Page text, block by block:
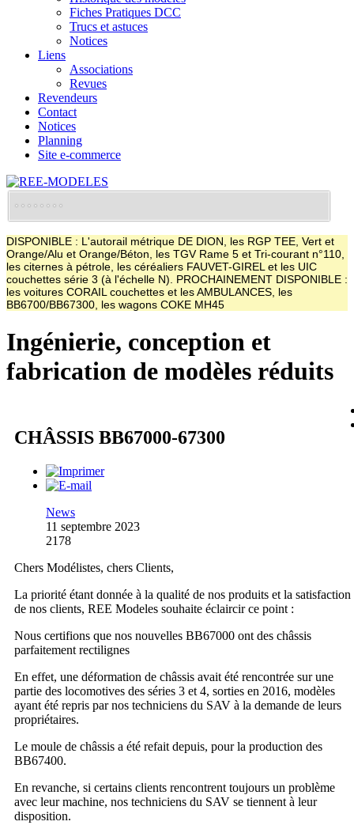
Fiches Pratiques DCC
Trucs et astuces
Notices
Liens
Associations
Revues
Revendeurs
Contact
Notices
Planning
Site e-commerce
DISPONIBLE : L'autorail métrique DE DION, les RGP TEE, Vert et
Orange/Alu et Orange/Béton, les TGV Rame 5 et Tri-courant n°110,
les citernes à pétrole, les céréaliers FAUVET-GIREL et les UIC
couchettes série 3 (à l'échelle N). PROCHAINEMENT DISPONIBLE :
les voitures CORAIL couchettes et les AMBULANCES, les
BB6700/BB67300, les wagons COKE MH45
Ingénierie, conception et
fabrication de modèles réduits
CHÂSSIS BB67000-67300
News
11 septembre 2023
2178
Chers Modélistes, chers Clients,
La priorité étant donnée à la qualité de nos produits et la satisfaction
de nos clients, REE Modeles souhaite éclaircir ce point :
Nous certifions que nos nouvelles BB67000 ont des châssis
parfaitement rectilignes
En effet, une déformation de châssis avait été rencontrée sur une
partie des locomotives des séries 3 et 4, sorties en 2016, modèles
ayant été repris par nos techniciens du SAV à la demande de leurs
propriétaires.
Le moule de châssis a été refait depuis, pour la production des
BB67400.
En revanche, si certains clients rencontrent toujours un problème
avec leur machine, nos techniciens du SAV se tiennent à leur
disposition.